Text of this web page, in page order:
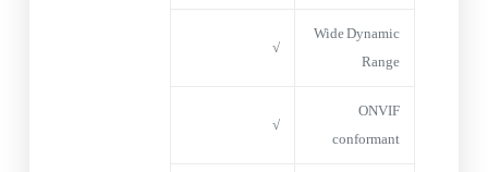
Wide Dynamic
Range
√
ONVIF
conformant
√